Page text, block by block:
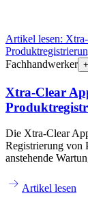
Artikel lesen:
Fachhandwerker +
Xtra-Clear
Die Xtra-Clear
Registrierung von
anstehende
Artikel lesen